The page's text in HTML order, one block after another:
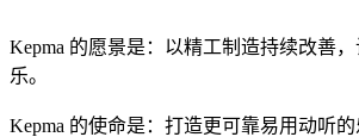
Kepma 的愿景是：以精工制造持续改善
乐。
Kepma 的使命是：打造更可靠易用动听